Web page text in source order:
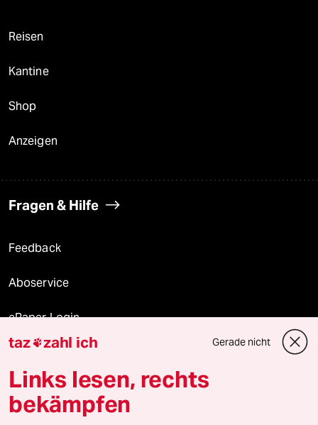
Reisen
Kantine
Shop
Anzeigen
Fragen & Hilfe
Feedback
Aboservice
ePaper Login
Downloads für Abonnierende
© 2026 taz Verlags und Vertriebs GmbH
taz zahl ich Gerade nicht
Links lesen, rechts
bekämpfen